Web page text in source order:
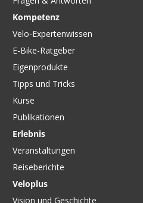
Kompetenz
Velo-Expertenwissen
E-Bike-Ratgeber
Eigenprodukte
Tipps und Tricks
Kurse
Publikationen
Erlebnis
Veranstaltungen
Reiseberichte
Veloplus
Vision und Geschichte